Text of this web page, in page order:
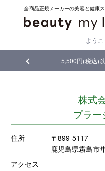
全商品正規メーカーの美容と健康
ようこ
5,500円(税込)
株式
プラー
住所
〒899-5117
鹿児島県霧島市
アクセス